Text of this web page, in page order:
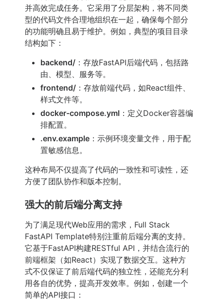
并高效完成任务。它采用了分层架构，将不同类
型的代码文件合理地组织在一起，确保每个部分
的功能明确且易于维护。例如，典型的项目目录
结构如下：
backend/ ：存放FastAPI后端代码，包括路
由、模型、服务等。
frontend/ ：存放前端代码，如React组件、
样式文件等。
docker-compose.yml ：定义Docker容器编
排配置。
.env.example ：示例环境变量文件，用于配
置敏感信息。
这种布局不仅提高了代码的一致性和可读性，还
方便了团队协作和版本控制。
强大的前后端分离支持
为了满足现代Web应用的需求，Full Stack
FastAPI Template特别注重前后端分离的支持。
它基于FastAPI构建RESTful API，并结合流行的
前端框架（如React）实现了数据交互。这种方
式不仅保证了前后端代码的独立性，还能充分利
用各自的优势，提高开发效率。例如，创建一个
简单的API接口：